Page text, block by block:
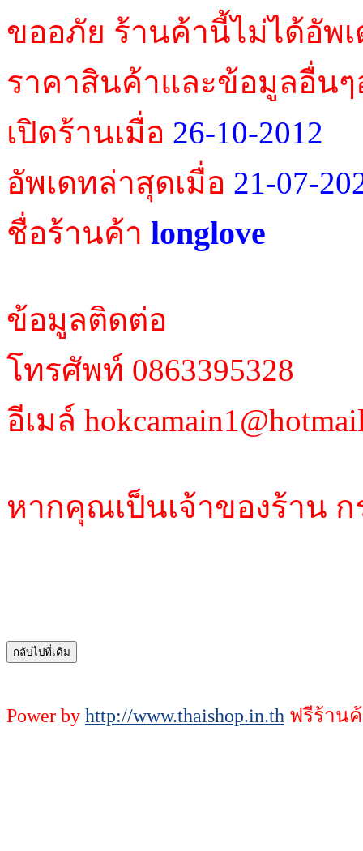
ขออภัย ร้านค้านี้ไม่ได้อัพ
ราคาสินค้าและข้อมูลอื่นๆ
เปิดร้านเมื่อ 26-10-2012
อัพเดทล่าสุดเมื่อ 21-07-
ชื่อร้านค้า longlove
ข้อมูลติดต่อ
โทรศัพท์ 0863395328
อีเมล์
หากคุณเป็นเจ้าของร้าน
Power by http://www.thaishop.in.th ฟรีร้าน